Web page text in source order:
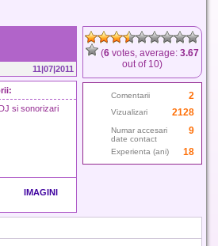
11|07|2011
DJ si sonorizari
IMAGINI
(6votes, average: 3.67
out of 10)
Comentarii 2
Vizualizari 2128
Numar accesari
date contact
9
Experienta (ani) 18